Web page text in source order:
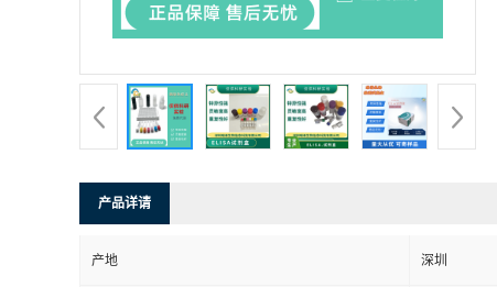
产品详请
产地 深圳